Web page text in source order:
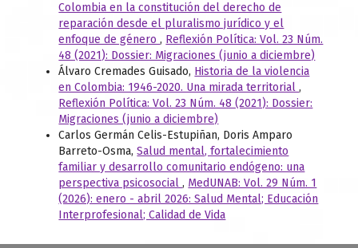
Colombia en la constitución del derecho de
reparación desde el pluralismo jurídico y el
enfoque de género, Reflexión Política: Vol. 23 Núm.
48 (2021): Dossier: Migraciones (junio a diciembre)
Álvaro Cremades Guisado, Historia de la violencia
en Colombia: 1946-2020. Una mirada territorial,
Reflexión Política: Vol. 23 Núm. 48 (2021): Dossier:
Migraciones (junio a diciembre)
Carlos Germán Celis-Estupiñan, Doris Amparo
Barreto-Osma,Salud mental, fortalecimiento
familiar y desarrollo comunitario endógeno: una
perspectiva psicosocial, MedUNAB: Vol. 29 Núm. 1
(2026): enero - abril 2026: Salud Mental; Educación
Interprofesional; Calidad de Vida